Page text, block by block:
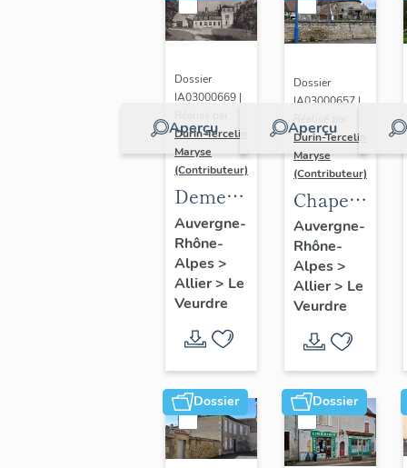
Aperçu
Dossier
IA03000669 |
Durin-Tercelin
Maryse
(Contributeur)
Demeure
dite
château
du
Pavillon
: non
étudié
lors de
l'inventaire
Auvergne-
Rhône-
Alpes>
Allier> Le
Veurdre
Aperçu
Dossier
IA03000657 |
Durin-Tercelin
Maryse
(Contributeur)
Chapelle
Notre-
Dame
dite du
Doyenné
puis
forge et
maison
d'habitation,
actuellement
brasserie.
Auvergne-
Rhône-
Alpes>
Allier> Le
Veurdre
Dossier Dossier